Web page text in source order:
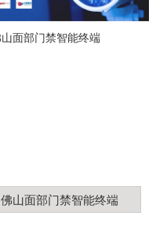
佛山面部门禁智能终端